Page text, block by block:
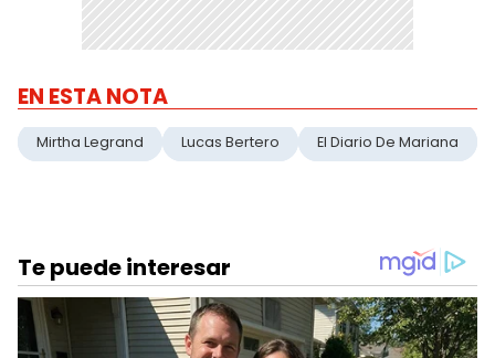
EN ESTA NOTA
Mirtha Legrand Lucas Bertero El Diario De Mariana